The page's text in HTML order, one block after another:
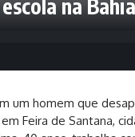
na Bahia
um homem que
Feira de Santana,